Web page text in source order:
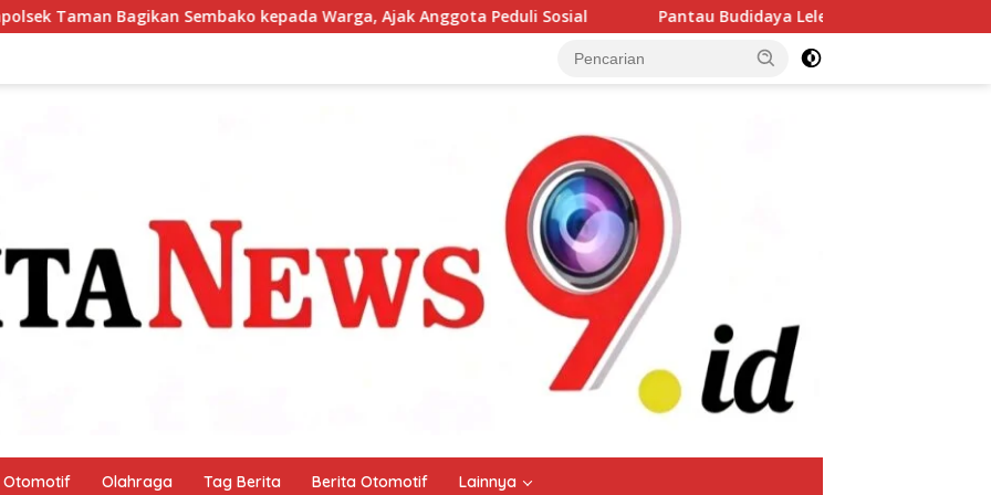
kepada Warga, Ajak Anggota Peduli Sosial Pantau Budidaya Lele di Genengwaru, Bhabinkamtibmas Pastikan
Otomotif Olahraga Tag Berita Berita Otomotif Lainnya